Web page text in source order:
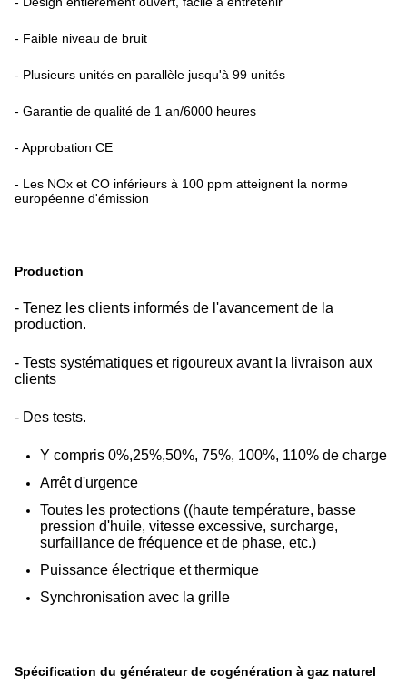
- Faible niveau de bruit
- Plusieurs unités en parallèle jusqu'à 99 unités
- Garantie de qualité de 1 an/6000 heures
- Approbation CE
- Les NOx et CO inférieurs à 100 ppm atteignent la norme
européenne d'émission
Production
- Tenez les clients informés de l'avancement de la
production.
- Tests systématiques et rigoureux avant la livraison aux
clients
- Des tests.
Y compris 0%,25%,50%, 75%, 100%, 110% de charge
Arrêt d'urgence
Toutes les protections ((haute température, basse
pression d'huile, vitesse excessive, surcharge,
surfaillance de fréquence et de phase, etc.)
Puissance électrique et thermique
Synchronisation avec la grille
Spécification du générateur de cogénération à gaz naturel